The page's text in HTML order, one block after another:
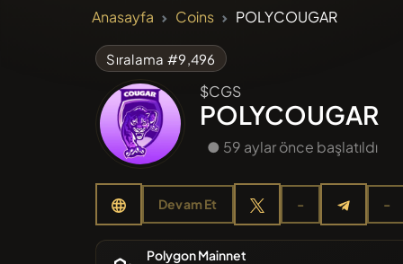
Son
Ön
Anasayfa Coins POLYCOUGAR
Sıralama #9,496
$CGS
POLYCOUGAR
● 59 aylar önce başlatıldı
Devam Et - -
Polygon Mainnet